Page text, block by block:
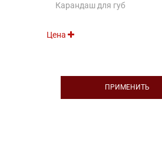
Карандаш для губ
Цена
ПРИМЕНИТЬ